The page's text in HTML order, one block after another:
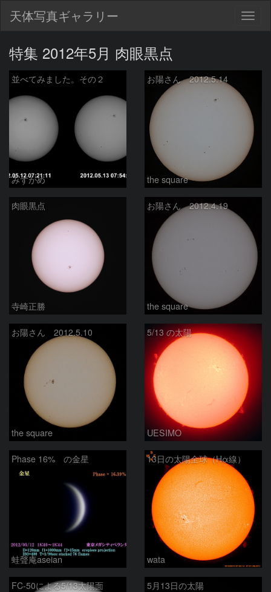
天体写真ギャラリー
特集 2012年5月 肉眼黒点
並べてみました。その２
みずがめ
お陽さん 2012.5.14
the square
肉眼黒点
寺崎正勝
お陽さん 2012.4.19
the square
お陽さん 2012.5.10
the square
5/13 の太陽
UESIMO
Phase 16% の金星
蛙聲庵aseian
13日の太陽全球（Hα線）
wata
FC-50による5/13太陽面 5月13日の太陽